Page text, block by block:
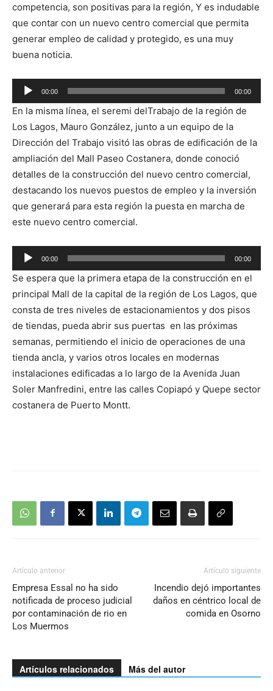
competencia, son positivas para la región, Y es indudable
que contar con un nuevo centro comercial que permita
generar empleo de calidad y protegido, es una muy
buena noticia.
Reproductor
de
audio
00:00 00:00
En la misma línea, el seremi delTrabajo de la región de
Los Lagos, Mauro González, junto a un equipo de la
Dirección del Trabajo visitó las obras de edificación de la
ampliación del Mall Paseo Costanera, donde conoció
detalles de la construcción del nuevo centro comercial,
destacando los nuevos puestos de empleo y la inversión
que generará para esta región la puesta en marcha de
este nuevo centro comercial.
Reproductor
de
audio
00:00 00:00
Se espera que la primera etapa de la construcción en el
principal Mall de la capital de la región de Los Lagos, que
consta de tres niveles de estacionamientos y dos pisos
de tiendas, pueda abrir sus puertas en las próximas
semanas, permitiendo el inicio de operaciones de una
tienda ancla, y varios otros locales en modernas
instalaciones edificadas a lo largo de la Avenida Juan
Soler Manfredini, entre las calles Copiapó y Quepe sector
costanera de Puerto Montt.
Artículo anterior
Empresa Essal no ha sido
notificada de proceso judicial
por contaminación de rio en
Los Muermos
Artículo siguiente
Incendio dejó importantes
daños en céntrico local de
comida en Osorno
Artículos relacionados Más del autor